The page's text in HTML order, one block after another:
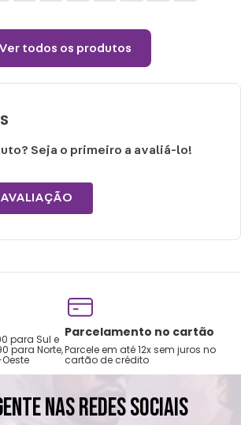
1,5cm de espaço para
copo.
podem trincar ou
de pequenos vazamentos,
apenas na posição
esponja macia e sabão
ondas.
químicos e abrasivos.
Ver todos os produtos
Seja o primeiro a avaliá-lo!
AVALIAÇÃO
para Sul e
para Norte,
Parcelamento no cartão
Parcele em até 12x sem juros no
cartão de crédito
NAS REDES SOCIAIS